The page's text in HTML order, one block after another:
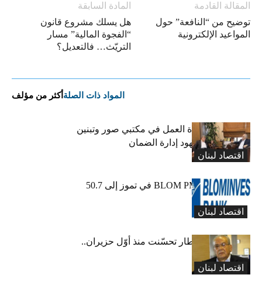
المادة السابقة
هل يسلك مشروع قانون
“الفجوة المالية” مسار
التريّث… فالتعديل؟
المقالة القادمة
توضيح من “النافعة” حول
المواعيد الإلكترونية
المواد ذات الصلةأكثر من مؤلف
اقتصاد لبنان
كركي يعلن عودة العمل في مكتبي صور وتبنين
وطليس ينوّه بجهود إدارة الضمان
اقتصاد لبنان
ارتفاع مؤشر BLOM PMI في تموز إلى 50.7
نقطة
اقتصاد لبنان
عبود: حركة المطار تحسّنت منذ أوّل حزيران..
ولكن